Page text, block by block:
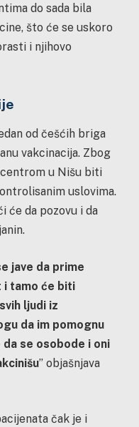
do sada bila
što će se uskoro
i njihovo
od češćih briga
vakcinacija. Zbog
u Nišu biti
uslovima.
će da pozovu i da
jave da prime
i tamo će biti
ljudi iz
da im pomognu
se osobode i oni
” objašnjava
čak je i